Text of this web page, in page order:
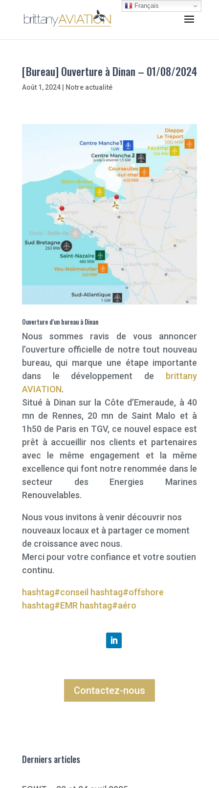
[Bureau] Ouverture à Dinan – 01/08/2024
Août 1, 2024| Notre actualité
Ouverture d'un bureau à Dinan
Nous sommes ravis de vous annoncer
l’ouverture officielle de notre tout nouveau
bureau, qui marque une étape importante
dans le développement de
brittany
AVIATION.
Situé à Dinan sur la Côte d’Emeraude, à 40
mn de Rennes, 20 mn de Saint Malo et à
1h50 de Paris en TGV, ce nouvel espace est
prêt à accueillir nos clients et partenaires
avec le même engagement et la même
excellence qui font notre renommée dans le
secteur des Energies Marines
Renouvelables.
Nous vous invitons à venir découvrir nos
nouveaux locaux et à partager ce moment
de croissance avec nous.
Merci pour votre confiance et votre soutien
continu.
hashtag#conseil hashtag#offshore
hashtag#EMR hashtag#aéro
Contactez-nous
Derniers articles
Français